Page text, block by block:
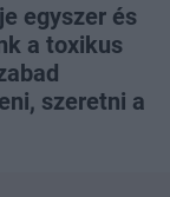
egyszer és
a toxikus
szeretni a